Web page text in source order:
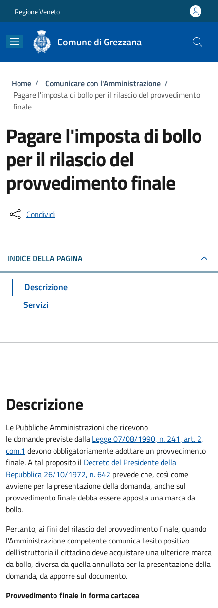
Regione Veneto
Comune di Grezzana
Briciole di pane
Home / Comunicare con l'Amministrazione /
Pagare l'imposta di bollo per il rilascio del provvedimento
finale
Pagare l'imposta di bollo
per il rilascio del
provvedimento finale
Condividi
INDICE DELLA PAGINA
Descrizione
Servizi
Descrizione
Le Pubbliche Amministrazioni che ricevono
le domande previste dalla Legge 07/08/1990, n. 241, art. 2,
com.1 devono obbligatoriamente adottare un provvedimento
finale. A tal proposito il Decreto del Presidente della
Repubblica 26/10/1972, n. 642 prevede che, così come
avviene per la presentazione della domanda, anche sul
provvedimento finale debba essere apposta una marca da
bollo.
Pertanto, ai fini del rilascio del provvedimento finale, quando
l'Amministrazione competente comunica l'esito positivo
dell'istruttoria il cittadino deve acquistare una ulteriore marca
da bollo, diversa da quella annullata per la presentazione della
domanda, da apporre sul documento.
Provvedimento finale in forma cartacea